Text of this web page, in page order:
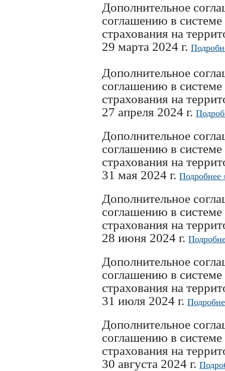
Дополнительное
соглашению в системе
страхования на
29 марта 2024 г.
Дополнительное
соглашению в системе
страхования на
27 апреля 2024 г.
Дополнительное
соглашению в системе
страхования на
31 мая 2024 г. Подробнее
Дополнительное
соглашению в системе
страхования на
28 июня 2024 г.
Дополнительное
соглашению в системе
страхования на
31 июля 2024 г.
Дополнительное
соглашению в системе
страхования на
30 августа 2024 г.